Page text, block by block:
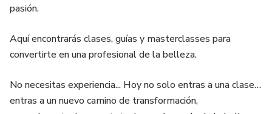
pasión.
Aquí encontrarás clases, guías y masterclasses para
convertirte en una profesional de la belleza.
No necesitas experiencia... Hoy no solo entras a una clase…
entras a un nuevo camino de transformación,